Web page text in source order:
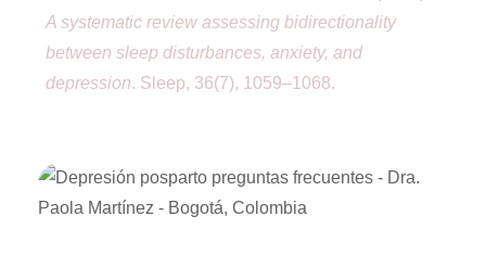
A systematic review assessing bidirectionality
between sleep disturbances, anxiety, and
depression. Sleep, 36(7), 1059–1068.